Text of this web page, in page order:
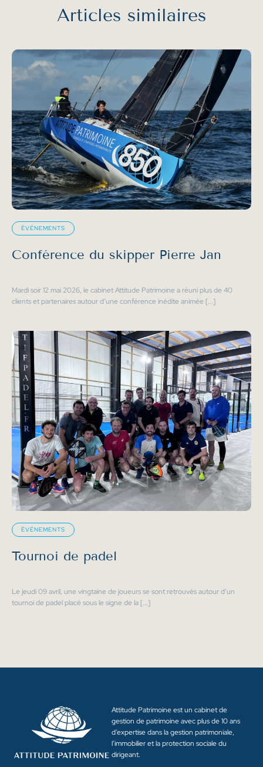
Articles similaires
Conférence du skipper Pierre Jan
Mardi soir 12 mai 2026, le cabinet Attitude Patrimoine a réuni plus de 40
clients et partenaires autour d’une conférence inédite animée [...]
ÉVÉNEMENTS
Tournoi de padel
Le jeudi 09 avril, une vingtaine de joueurs se sont retrouvés autour d’un
tournoi de padel placé sous le signe de la [...]
ÉVÉNEMENTS
Attitude Patrimoine est un cabinet de
gestion de patrimoine avec plus de 10 ans
d’expertise dans la gestion patrimoniale,
l’immobilier et la protection sociale du
dirigeant.